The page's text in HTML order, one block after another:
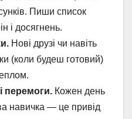
Пиши список
і досягнень.
Нові друзі чи навіть
(коли будеш готовий)
перемоги. Кожен день
навичка — це привід